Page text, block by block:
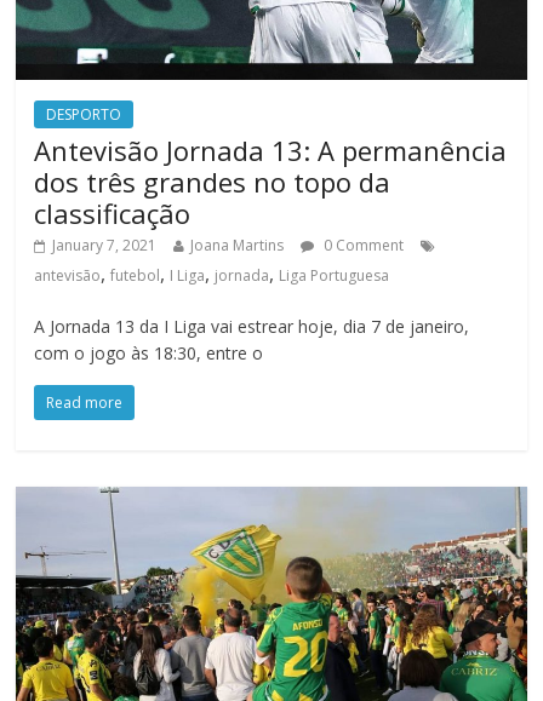
DESPORTO
Antevisão Jornada 13: A permanência
dos três grandes no topo da
classificação
January 7, 2021 Joana Martins
0 Comment
antevisão,futebol, I Liga, jornada, Liga Portuguesa
A Jornada 13 da I Liga vai estrear hoje, dia 7 de janeiro,
com o jogo às 18:30, entre o
Read more